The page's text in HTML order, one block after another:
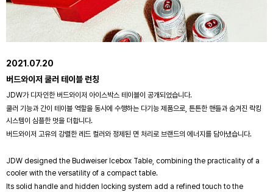
2021.07.20
버드와이저 쿨러 테이블 런칭
JDW가 디자인한 버드와이저 아이스박스 테이블이 공개되었습니다.
쿨러 기능과 간이 테이블 역할을 동시에 수행하는 다기능 제품으로, 튼튼한 핸들과 숨겨진 락킹
시스템이 심플한 멋을 더합니다.
버드와이저 고유의 강렬한 레드 컬러와 정제된 면 처리로 브랜드의 에너지를 담아냈습니다.
JDW designed the Budweiser Icebox Table, combining the practicality of a
cooler with the versatility of a compact table.
Its solid handle and hidden locking system add a refined touch to the